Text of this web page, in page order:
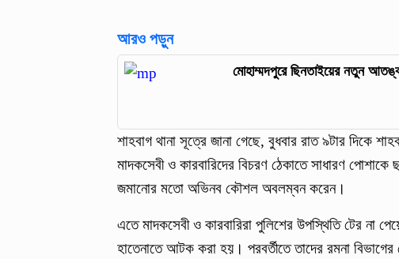
আরও পড়ুন
মোহাম্মদপুরে ছিনতাইয়ের নতুন আতঙ্ক
শাহবাগ থানা সূত্রে জানা গেছে, বুধবার রাত ৯টার দিকে
মাদকসেবী ও কারবারিদের বিচরণ ঠেকাতে সাধারণ
জমানোর মতো অভিনব কৌশল অবলম্বন করেন।
এতে মাদকসেবী ও কারবারিরা পুলিশের উপস্থিতি টের না
হাতেনাতে আটক করা হয়। পরবর্তীতে তাদের রমনা